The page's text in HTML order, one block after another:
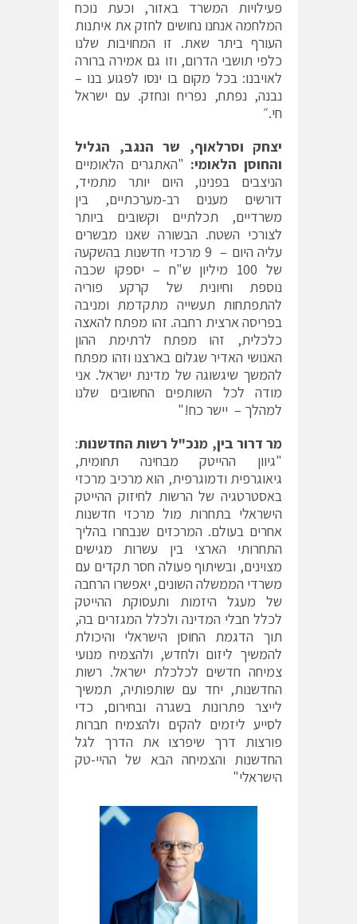
פעילויות המשרד באזור, וכעת נוכח
המלחמה אנחנו נחושים לחזק את איתנות
העורף ביתר שאת. זו המחויבות שלנו
כלפי תושבי הדרום, וזו גם אמירה ברורה
לאויבנו: בכל מקום בו ינסו לפגוע בנו –
נבנה, נפתח, נפריח ונחזק. עם ישראל
חי.״
יצחק וסרלאוף, שר הנגב, הגליל
והחוסן הלאומי: "האתגרים הלאומיים
הניצבים בפנינו, היום יותר מתמיד,
דורשים מענים רב-מערכתיים, בין
משרדיים, תכלתיים וקשובים ביותר
לצורכי השטח. הבשורה שאנו מבשרים
עליה היום – 9 מרכזי חדשנות בהשקעה
של 100 מיליון ש"ח – יספקו שכבה
נוספת וחיונית של קרקע פוריה
להתפתחות תעשייה מתקדמת ומניבה
בפריסה ארצית רחבה. זהו מפתח להאצה
כלכלית, זהו מפתח לרתימת ההון
האנושי האדיר שגלום בארצנו וזהו מפתח
להמשך שיגשוגה של מדינת ישראל. אני
מודה לכל השותפים החשובים שלנו
למהלך – יישר כח!"
מר דרור בין, מנכ"ל רשות החדשנות:
"גיוון ההייטק מבחינה תחומית,
גיאוגרפית ודמוגרפית, הוא מרכיב מרכזי
באסטרטגיה של הרשות לחיזוק ההייטק
הישראלי בתחרות מול מרכזי חדשנות
אחרים בעולם. המרכזים שנבחרו בהליך
התחרותי הארצי בין עשרות מגישים
מצוינים, ובשיתוף פעולה חסר תקדים עם
משרדי הממשלה השונים, יאפשרו הרחבה
של מעגל היזמות ותעסוקת ההייטק
לכלל חבלי המדינה ולכלל המגזרים בה,
תוך הדגמת החוסן הישראלי והיכולת
להמשיך ליזום ולחדש, ולהצמיח מנועי
צמיחה חדשים לכלכלת ישראל. רשות
החדשנות, יחד עם שותפותיה, תמשיך
לייצר פתרונות בשגרה ובחירום, כדי
לסייע ליזמים להקים ולהצמיח חברות
פורצות דרך שיפרצו את הדרך לגל
החדשנות והצמיחה הבא של ההיי-טק
הישראלי"